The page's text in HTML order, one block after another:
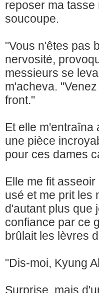
reposer ma
soucoupe.
"Vous n'êtes pas
nervosité,
messieurs se
m'acheva.
front."
Et elle
une pièce
pour ces dames
Elle me fit
usé et me prit les
d'autant plus que
confiance par ce
brûlait les lèvres
"Dis-moi, Kyung
Surprise, mais